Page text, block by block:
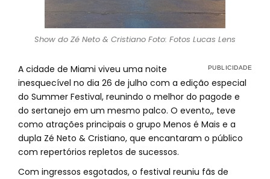
Show do Zé Neto & Cristiano Foto: Fotos Lucas Lens
A cidade de Miami viveu uma noite
inesquecível no dia 26 de julho com a edição especial
do Summer Festival, reunindo o melhor do pagode e
do sertanejo em um mesmo palco. O evento,, teve
como atrações principais o grupo Menos é Mais e a
dupla Zé Neto & Cristiano, que encantaram o público
com repertórios repletos de sucessos.
Com ingressos esgotados, o festival reuniu fãs de